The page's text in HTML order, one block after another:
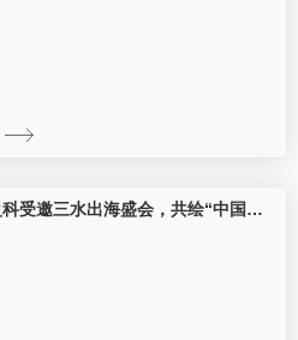
智见未来，破浪出海！中创盈科受邀三水出海盛会，共绘“中国智造”全球新蓝图